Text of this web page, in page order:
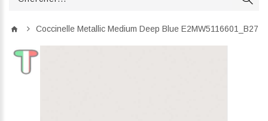
Coccinelle Metallic Medium Deep Blue E2MW5116601_B27